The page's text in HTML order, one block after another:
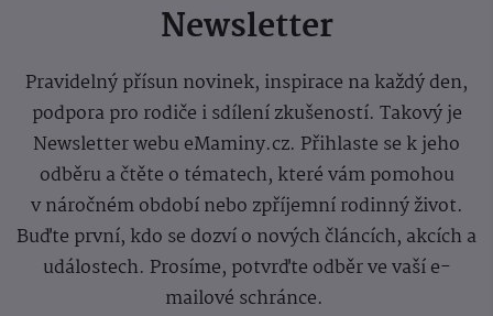
Newsletter
Pravidelný přísun novinek, inspirace na každý den,
podpora pro rodiče i sdílení zkušeností. Takový je
Newsletter webu eMaminy.cz. Přihlaste se k jeho
odběru a čtěte o tématech, které vám pomohou
v náročném období nebo zpříjemní rodinný život.
Buďte první, kdo se dozví o nových článcích, akcích a
událostech. Prosíme, potvrďte odběr ve vaší e-
mailové schránce.